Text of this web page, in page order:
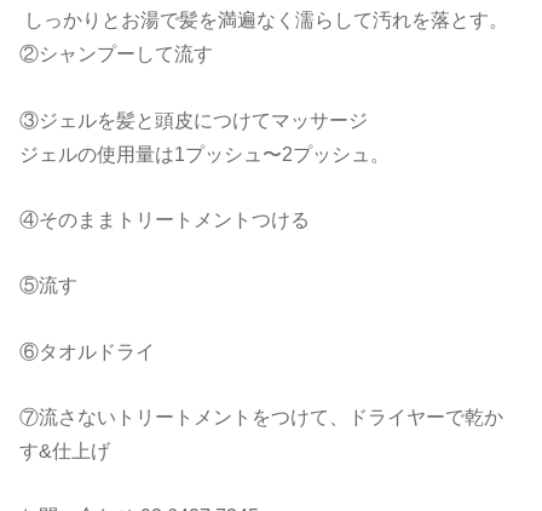
しっかりとお湯で髪を満遍なく濡らして汚れを落とす。
②シャンプーして流す
③ジェルを髪と頭皮につけてマッサージ
ジェルの使用量は1プッシュ〜2プッシュ。
④そのままトリートメントつける
⑤流す
⑥タオルドライ
⑦流さないトリートメントをつけて、ドライヤーで乾か
す&仕上げ